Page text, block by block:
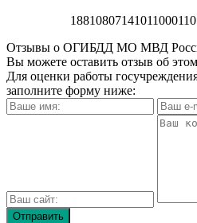
18810807141011000110
Отзывы о ОГИБДД МО МВД
Вы можете оставить отзыв об
Для оценки работы
заполните форму ниже: